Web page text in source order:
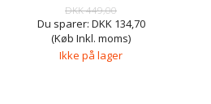
DKK 449,00
Du sparer: DKK 134,70
(Køb Inkl. moms)
Ikke på lager